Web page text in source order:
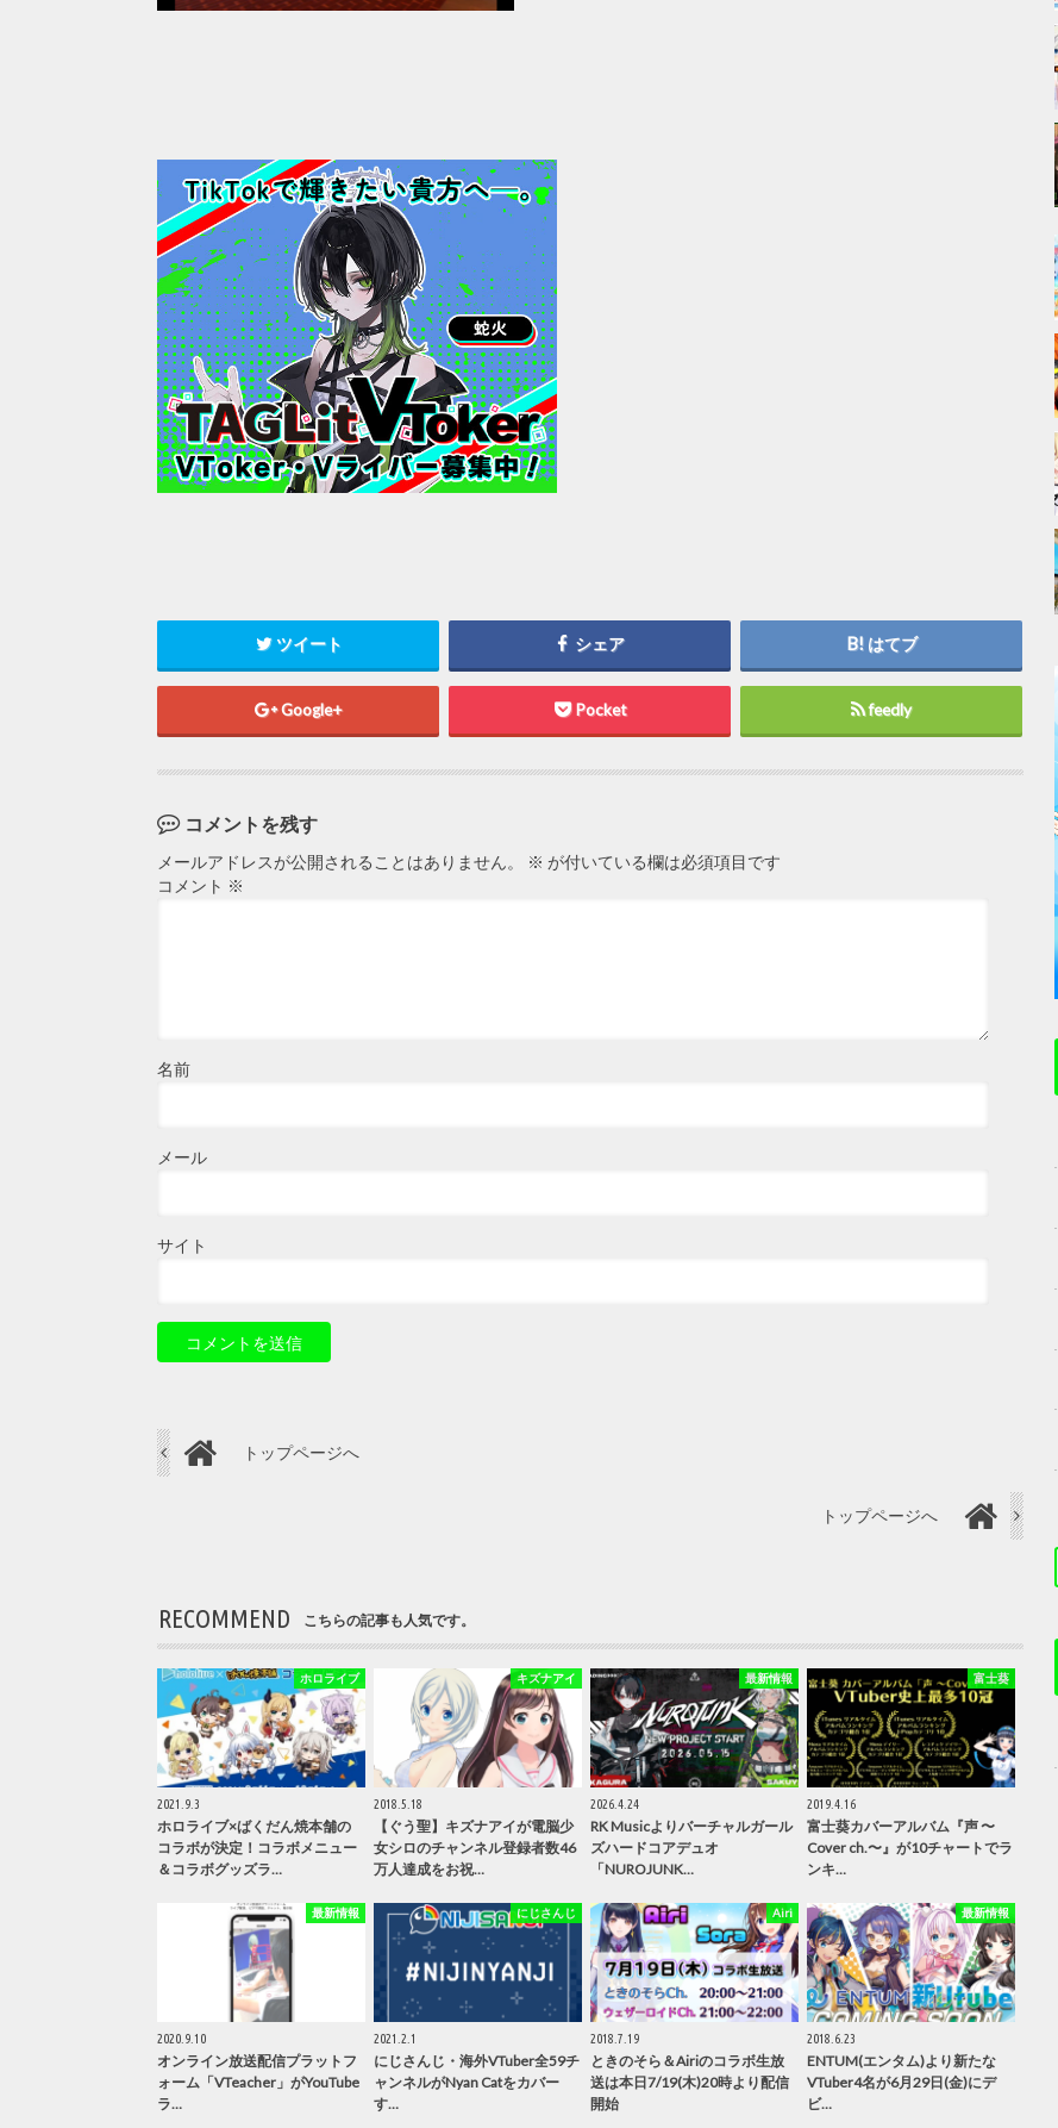
ツイート シェア はてブ
Google+ Pocket feedly
コメントを残す
メールアドレスが公開されることはありません。 ※ が付いている欄は必須項目です
コメント ※
名前
メール
サイト
トップページへ
トップページへ
RECOMMEND こちらの記事も人気です。
ホロライブ
2021.9.3
ホロライブ×ばくだん焼本舗の
コラボが決定！コラボメニュー
＆コラボグッズラ…
キズナアイ
2018.5.18
【ぐう聖】キズナアイが電脳少
女シロのチャンネル登録者数46
万人達成をお祝…
最新情報
2026.4.24
RK Musicよりバーチャルガール
ズハードコアデュオ
「NUROJUNK…
富士葵
2019.4.16
富士葵カバーアルバム『声 〜
Cover ch.〜』が10チャートでラ
ンキ…
最新情報
2020.9.10
オンライン放送配信プラットフ
ォーム「VTeacher」がYouTube
ラ…
にじさんじ
2021.2.1
にじさんじ・海外VTuber全59チ
ャンネルがNyan Catをカバー
す…
Airi
2018.7.19
ときのそら＆Airiのコラボ生放
送は本日7/19(木)20時より配信
開始
最新情報
2018.6.23
ENTUM(エンタム)より新たな
VTuber4名が6月29日(金)にデ
ビ…